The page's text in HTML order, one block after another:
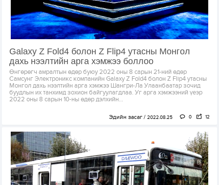
Galaxy Z Fold4 болон Z Flip4 утасны Монгол
дахь нээлтийн арга хэмжээ боллоо
Өнгөрөгч амралтын өдөр буюу 2022 оны 8 сарын 21-ний өдөр
Самсунг Электроникс компанийн Galaxy Z Fold4 болон Z Flip4 утасны
Монгол дахь нээлтийн арга хэмжээ Шангри-Ла Улаанбаатар зочид
буудлын их танхимд зохион байгуулагдлаа. Уг арга хэмжээний үеэр
2022 оны 8 сарын 10-ны өдөр дэлхийн...
Эдийн засаг 2022.08.25 0 12